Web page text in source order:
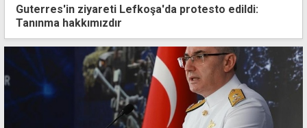
Guterres'in ziyareti Lefkoşa'da protesto edildi:
Tanınma hakkımızdır